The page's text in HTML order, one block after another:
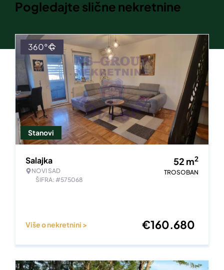
Pogledajte slične nekretnine
Stanovi
360°
Salajka
NOVI SAD
ŠIFRA: #575068
52 m2
TROSOBAN
Više o nekretnini > €160.680